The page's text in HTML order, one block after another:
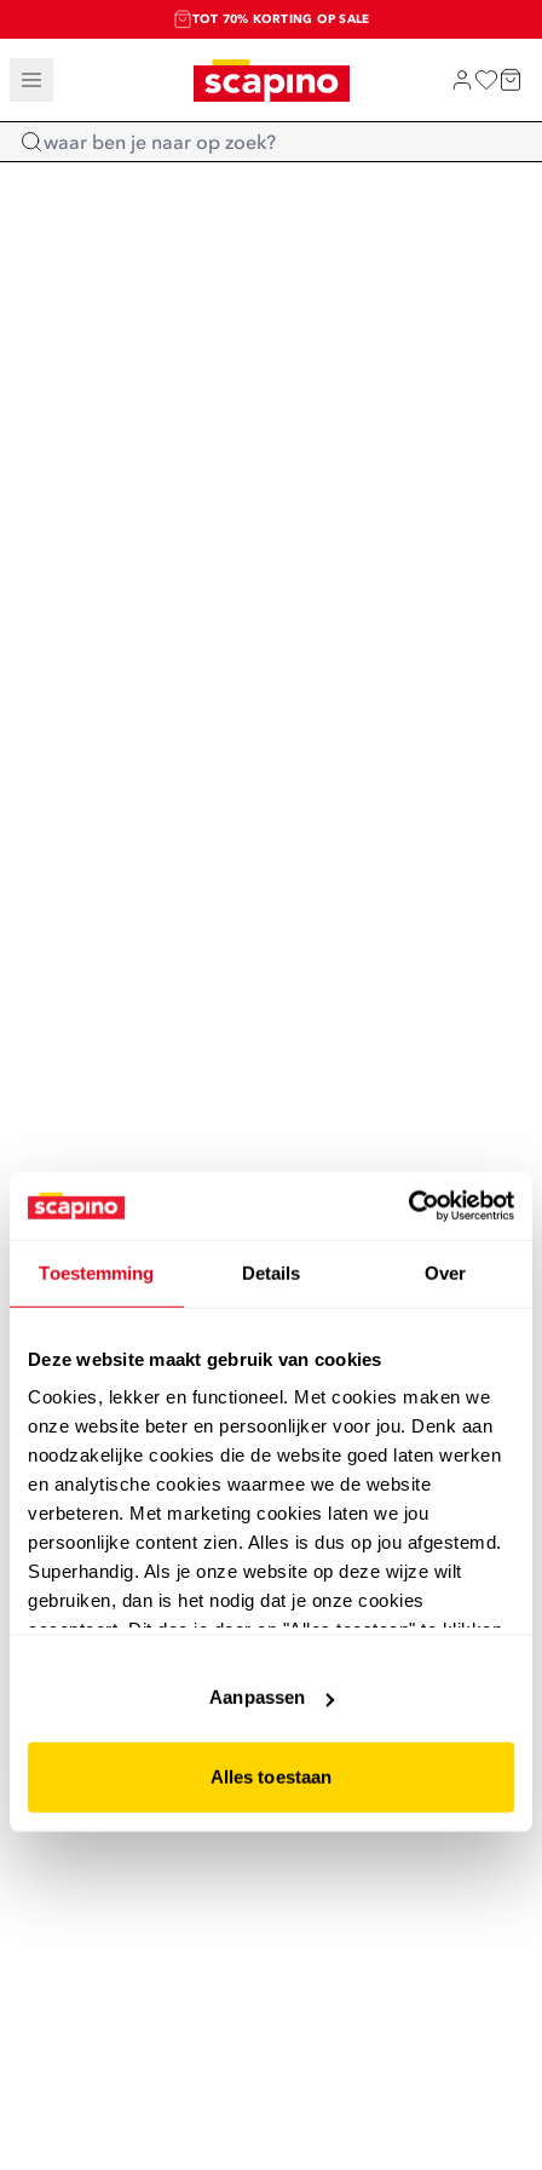
Toestemming Details Over
Deze website maakt gebruik van cookies
Cookies, lekker en functioneel. Met cookies maken we
onze website beter en persoonlijker voor jou. Denk aan
noodzakelijke cookies die de website goed laten werken
en analytische cookies waarmee we de website
verbeteren. Met marketing cookies laten we jou
persoonlijke content zien. Alles is dus op jou afgestemd.
Superhandig. Als je onze website op deze wijze wilt
gebruiken, dan is het nodig dat je onze cookies
accepteert. Dit doe je door op "Alles toestaan" te klikken.
website niet optimaal functioneert.
Aanpassen
Alles toestaan
TOT 70% KORTING OP SALE
SALE: LAATSTE KANS!
SHOP NIEUW
Home